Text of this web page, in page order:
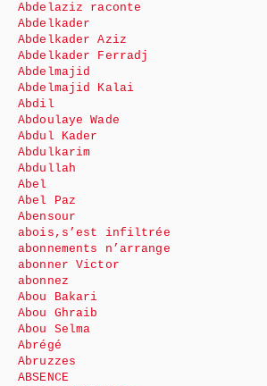
Abdelaziz raconte
Abdelkader
Abdelkader Aziz
Abdelkader Ferradj
Abdelmajid
Abdelmajid Kalai
Abdil
Abdoulaye Wade
Abdul Kader
Abdulkarim
Abdullah
Abel
Abel Paz
Abensour
abois,s’est infiltrée
abonnements n’arrange
abonner Victor
abonnez
Abou Bakari
Abou Ghraib
Abou Selma
Abrégé
Abruzzes
ABSENCE